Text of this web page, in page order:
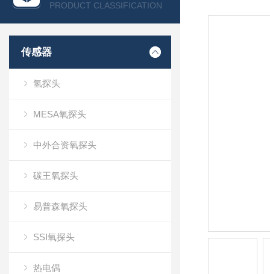
PRODUCT CLASSIFICATION
传感器
氢探头
MESA氧探头
中外合资氧探头
碳王氧探头
易普森氧探头
SSI氧探头
热电偶